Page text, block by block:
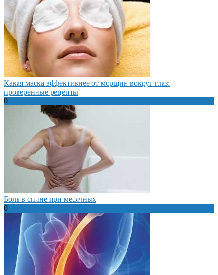
Какая маска эффективнее от морщин вокруг глаз:
проверенные рецепты
0
Боль в спине при месячных
0